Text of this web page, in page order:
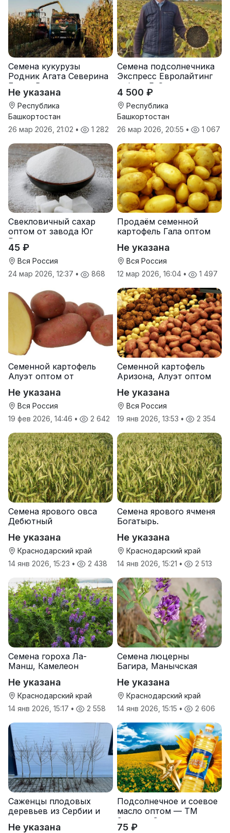
Семена кукурузы
Родник Агата Северина
Берта Вилора
Прохладненский Дарина
Росс Машук Катерина
Не указана
Республика
Башкортостан
26 мар 2026, 21:02 • 1 282
Семена подсолнечника
Экспресс Евролайтинг
гибрид F-G+
4 500 ₽
Республика
Башкортостан
26 мар 2026, 20:55 • 1 067
Свекловичный сахар
оптом от завода Юг
Руси
45 ₽
Вся Россия
24 мар 2026, 12:37 • 868
Продаём семенной
картофель Гала оптом
Не указана
Вся Россия
12 мар 2026, 16:04 • 1 497
Семенной картофель
Алуэт оптом от
Не указана
Вся Россия
19 фев 2026, 14:46 • 2 642
Семенной картофель
Аризона, Алуэт оптом
Не указана
Вся Россия
19 янв 2026, 13:53 • 2 354
Семена ярового овса
Дебютный
Не указана
Краснодарский край
14 янв 2026, 15:23 • 2 438
Семена ярового ячменя
Богатырь.
Не указана
Краснодарский край
14 янв 2026, 15:21 • 2 513
Семена гороха Ла-
Манш, Камелеон
Не указана
Краснодарский край
14 янв 2026, 15:17 • 2 558
Семена люцерны
Багира, Манычская
Не указана
Краснодарский край
14 янв 2026, 15:15 • 2 606
Саженцы плодовых
деревьев из Сербии и
Не указана
Подсолнечное и соевое
масло оптом — ТМ
Золотая Семечка
75 ₽